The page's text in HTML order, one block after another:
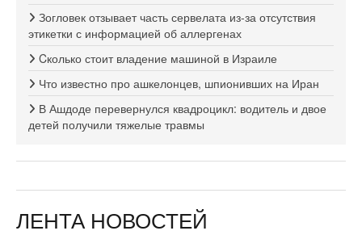
Зогловек отзывает часть сервелата из-за отсутствия
этикетки с информацией об аллергенах
Cколько стоит владение машиной в Израиле
Что известно про ашкелонцев, шпионивших на Иран
В Ашдоде перевернулся квадроцикл: водитель и двое
детей получили тяжелые травмы
ЛЕНТА НОВОСТЕЙ